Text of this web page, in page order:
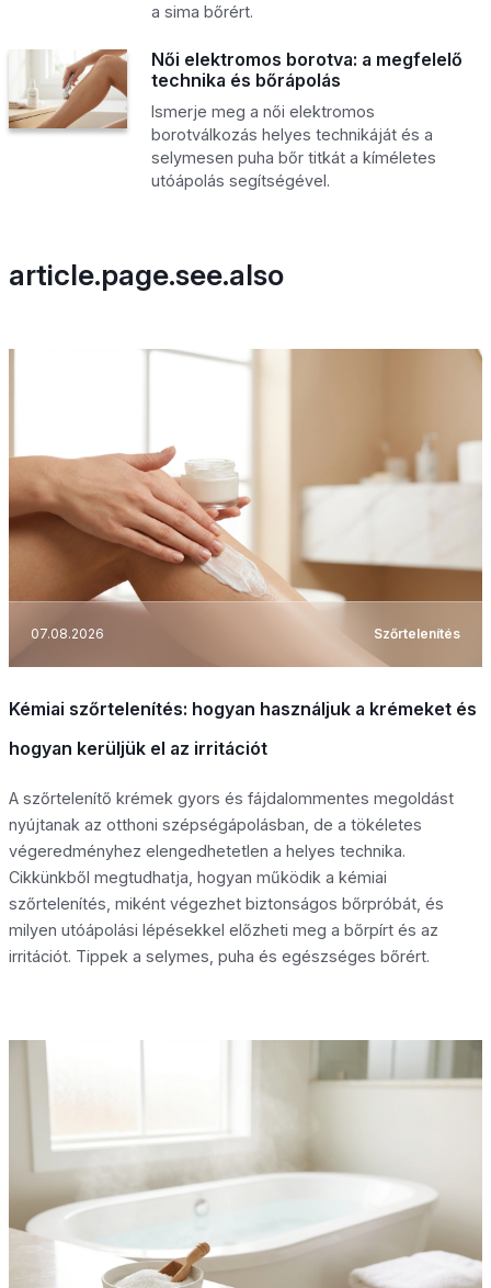
a sima bőrért.
Női elektromos borotva: a megfelelő
technika és bőrápolás
Ismerje meg a női elektromos
borotválkozás helyes technikáját és a
selymesen puha bőr titkát a kíméletes
utóápolás segítségével.
article.page.see.also
07.08.2026 Szőrtelenítés
Kémiai szőrtelenítés: hogyan használjuk a krémeket és
hogyan kerüljük el az irritációt
A szőrtelenítő krémek gyors és fájdalommentes megoldást
nyújtanak az otthoni szépségápolásban, de a tökéletes
végeredményhez elengedhetetlen a helyes technika.
Cikkünkből megtudhatja, hogyan működik a kémiai
szőrtelenítés, miként végezhet biztonságos bőrpróbát, és
milyen utóápolási lépésekkel előzheti meg a bőrpírt és az
irritációt. Tippek a selymes, puha és egészséges bőrért.